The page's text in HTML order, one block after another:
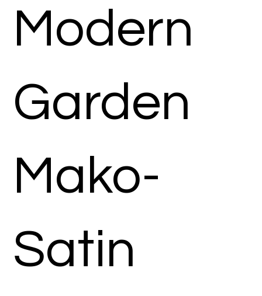
Modern
Garden
Mako-
Satin